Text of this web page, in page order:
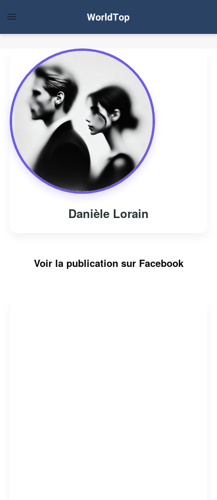
Danièle Lorain
Voir la publication sur Facebook